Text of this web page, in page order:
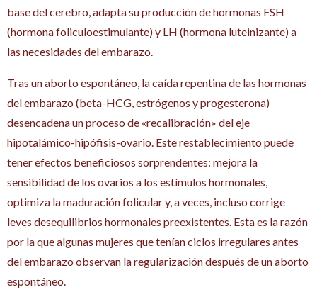
base del cerebro, adapta su producción de hormonas FSH
(hormona foliculoestimulante) y LH (hormona luteinizante) a
las necesidades del embarazo.
Tras un aborto espontáneo, la caída repentina de las hormonas
del embarazo (beta-HCG, estrógenos y progesterona)
desencadena un proceso de «recalibración» del eje
hipotalámico-hipófisis-ovario. Este restablecimiento puede
tener efectos beneficiosos sorprendentes: mejora la
sensibilidad de los ovarios a los estímulos hormonales,
optimiza la maduración folicular y, a veces, incluso corrige
leves desequilibrios hormonales preexistentes. Esta es la razón
por la que algunas mujeres que tenían ciclos irregulares antes
del embarazo observan la regularización después de un aborto
espontáneo.